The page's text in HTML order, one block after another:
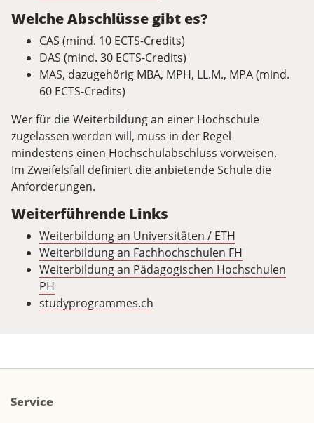
Welche Abschlüsse gibt es?
CAS (mind. 10 ECTS-Credits)
DAS (mind. 30 ECTS-Credits)
MAS, dazugehörig MBA, MPH, LL.M., MPA (mind.
60 ECTS-Credits)
Wer für die Weiterbildung an einer Hochschule
zugelassen werden will, muss in der Regel
mindestens einen Hochschulabschluss vorweisen.
Im Zweifelsfall definiert die anbietende Schule die
Anforderungen.
Weiterführende Links
Weiterbildung an Universitäten / ETH
Weiterbildung an Fachhochschulen FH
Weiterbildung an Pädagogischen Hochschulen
PH
studyprogrammes.ch
Service